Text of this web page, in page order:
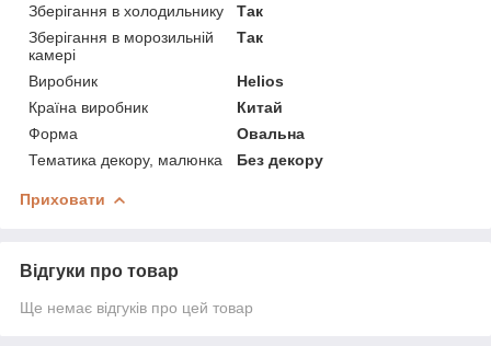
Зберігання в холодильнику
Так
Зберігання в морозильній
камері
Так
Виробник
Helios
Країна виробник
Китай
Форма
Овальна
Тематика декору, малюнка
Без декору
Приховати
Відгуки про товар
Ще немає відгуків про цей товар